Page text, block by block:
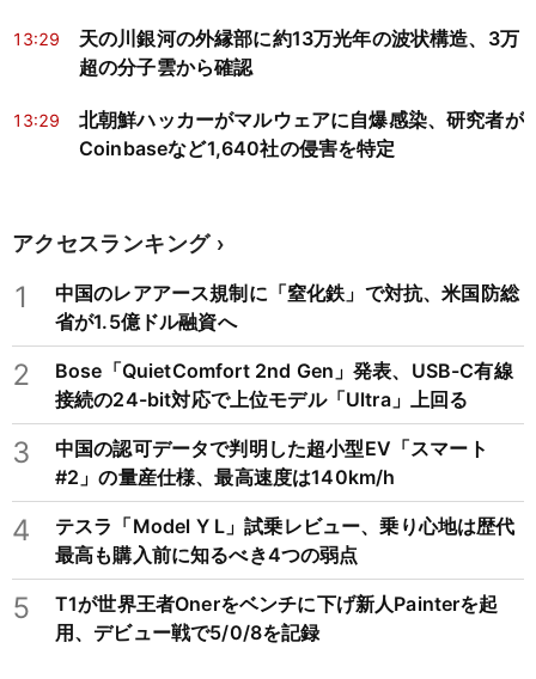
13:29
天の川銀河の外縁部に約13万光年の波状構造、3万
超の分子雲から確認
13:29
北朝鮮ハッカーがマルウェアに自爆感染、研究者が
Coinbaseなど1,640社の侵害を特定
アクセスランキング
1
中国のレアアース規制に「窒化鉄」で対抗、米国防総
省が1.5億ドル融資へ
2
Bose「QuietComfort 2nd Gen」発表、USB-C有線
接続の24-bit対応で上位モデル「Ultra」上回る
3
中国の認可データで判明した超小型EV「スマート
#2」の量産仕様、最高速度は140km/h
4
テスラ「Model Y L」試乗レビュー、乗り心地は歴代
最高も購入前に知るべき4つの弱点
5
T1が世界王者Onerをベンチに下げ新人Painterを起
用、デビュー戦で5/0/8を記録